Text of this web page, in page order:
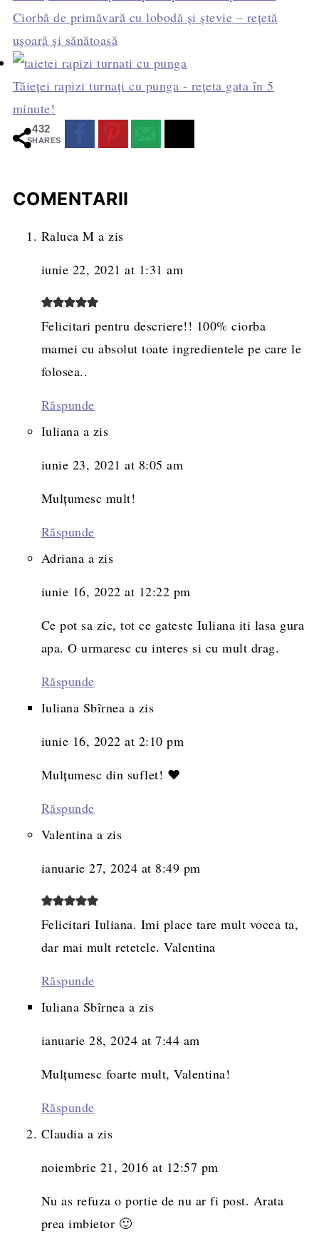
Ciorbă de primăvară cu lobodă și ștevie – rețetă
ușoară și sănătoasă
Tăieței rapizi turnați cu punga - rețeta gata în 5
minute!
432
SHARES
COMENTARII
Raluca M a zis
iunie 22, 2021 at 1:31 am
Felicitari pentru descriere!! 100% ciorba
mamei cu absolut toate ingredientele pe care le
folosea..
Răspunde
Iuliana a zis
iunie 23, 2021 at 8:05 am
Mulțumesc mult!
Răspunde
Adriana a zis
iunie 16, 2022 at 12:22 pm
Ce pot sa zic, tot ce gateste Iuliana iti lasa gura
apa. O urmaresc cu interes si cu mult drag.
Răspunde
Iuliana Sbîrnea a zis
iunie 16, 2022 at 2:10 pm
Mulțumesc din suflet! ❤️
Răspunde
Valentina a zis
ianuarie 27, 2024 at 8:49 pm
Felicitari Iuliana. Imi place tare mult vocea ta,
dar mai mult retetele. Valentina
Răspunde
Iuliana Sbîrnea a zis
ianuarie 28, 2024 at 7:44 am
Mulțumesc foarte mult, Valentina!
Răspunde
Claudia a zis
noiembrie 21, 2016 at 12:57 pm
Nu as refuza o portie de nu ar fi post. Arata
prea imbietor 🙂